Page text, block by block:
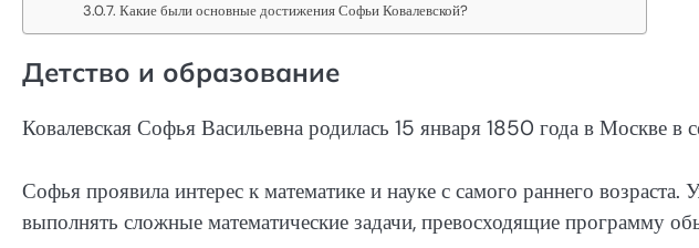
Какие были основные достижения Софьи Ковалевской?
Детство и образование
Ковалевская Софья Васильевна родилась 15 января 1850 года в Москве в
Софья проявила интерес к математике и науке с самого раннего
выполнять сложные математические задачи, превосходящие программу